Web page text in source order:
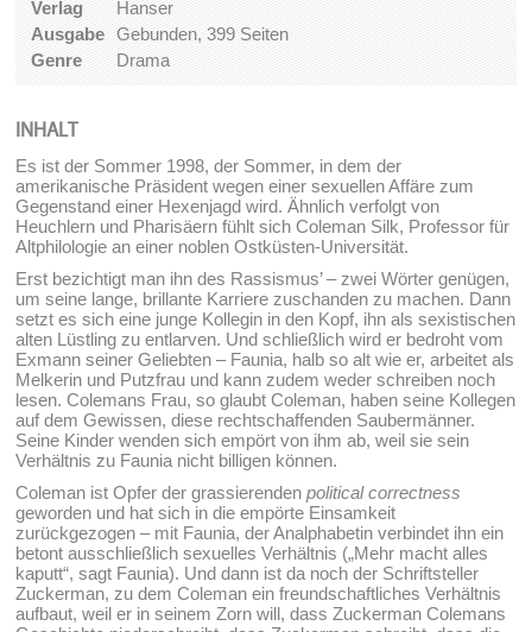
Verlag
Hanser
Ausgabe
Gebunden, 399 Seiten
Genre
Drama
INHALT
Es ist der Sommer 1998, der Sommer, in dem der
amerikanische Präsident wegen einer sexuellen Affäre zum
Gegenstand einer Hexenjagd wird. Ähnlich verfolgt von
Heuchlern und Pharisäern fühlt sich Coleman Silk, Professor für
Altphilologie an einer noblen Ostküsten-Universität.
Erst bezichtigt man ihn des Rassismus’ – zwei Wörter genügen,
um seine lange, brillante Karriere zuschanden zu machen. Dann
setzt es sich eine junge Kollegin in den Kopf, ihn als sexistischen
alten Lüstling zu entlarven. Und schließlich wird er bedroht vom
Exmann seiner Geliebten – Faunia, halb so alt wie er, arbeitet als
Melkerin und Putzfrau und kann zudem weder schreiben noch
lesen. Colemans Frau, so glaubt Coleman, haben seine Kollegen
auf dem Gewissen, diese rechtschaffenden Saubermänner.
Seine Kinder wenden sich empört von ihm ab, weil sie sein
Verhältnis zu Faunia nicht billigen können.
Coleman ist Opfer der grassierendenpolitical correctness
geworden und hat sich in die empörte Einsamkeit
zurückgezogen – mit Faunia, der Analphabetin verbindet ihn ein
betont ausschließlich sexuelles Verhältnis („Mehr macht alles
kaputt“, sagt Faunia). Und dann ist da noch der Schriftsteller
Zuckerman, zu dem Coleman ein freundschaftliches Verhältnis
aufbaut, weil er in seinem Zorn will, dass Zuckerman Colemans